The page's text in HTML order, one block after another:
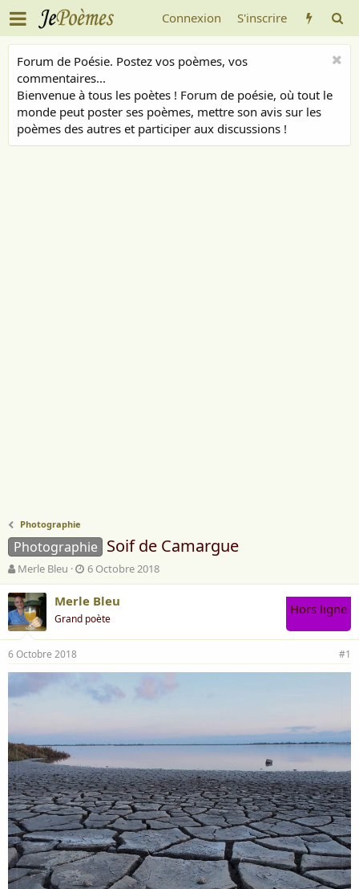
Connexion S'inscrire
Forum de Poésie. Postez vos poèmes, vos
commentaires...
Bienvenue à tous les poètes ! Forum de poésie, où tout le
monde peut poster ses poèmes, mettre son avis sur les
poèmes des autres et participer aux discussions !
Photographie
Photographie Soif de Camargue
A
u
t
e
u
r
d
e
a
s
c
u
s
s
i
o
n
Merle Bleu
D
a
t
d
e
é
u
6 Octobre 2018
Merle Bleu
Grand poète
Hors ligne
6 Octobre 2018 #1